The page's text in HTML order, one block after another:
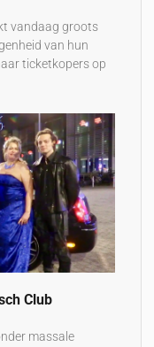
vandaag groots
van hun
ticketkopers op
Club
massale